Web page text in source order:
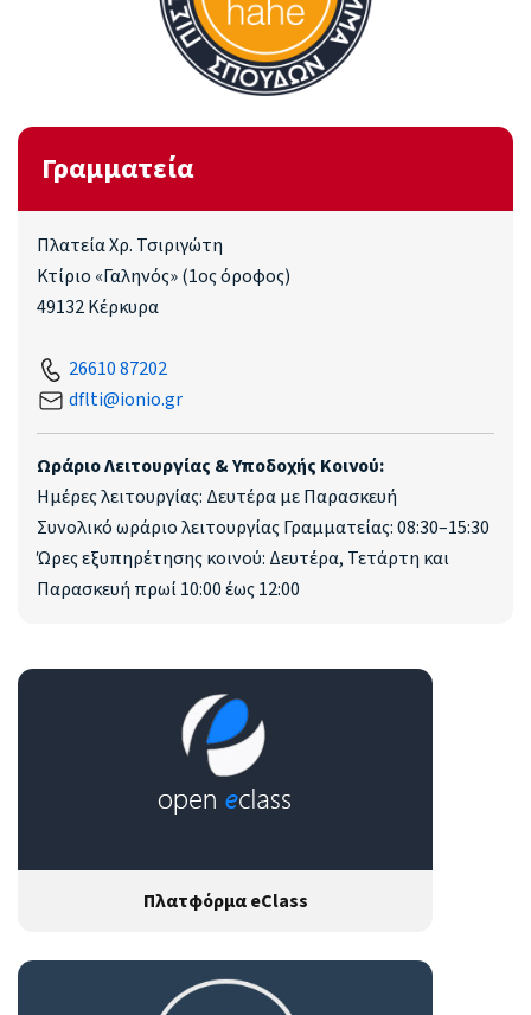
Γραμματεία
Πλατεία Χρ. Τσιριγώτη
Κτίριο «Γαληνός» (1ος όροφος)
49132 Κέρκυρα
26610 87202
dflti@ionio.gr
Ωράριο Λειτουργίας & Υποδοχής Κοινού:
Ημέρες λειτουργίας: Δευτέρα με Παρασκευή
Συνολικό ωράριο λειτουργίας Γραμματείας: 08:30–15:30
Ώρες εξυπηρέτησης κοινού: Δευτέρα, Τετάρτη και
Παρασκευή πρωί 10:00 έως 12:00
Πλατφόρμα eClass